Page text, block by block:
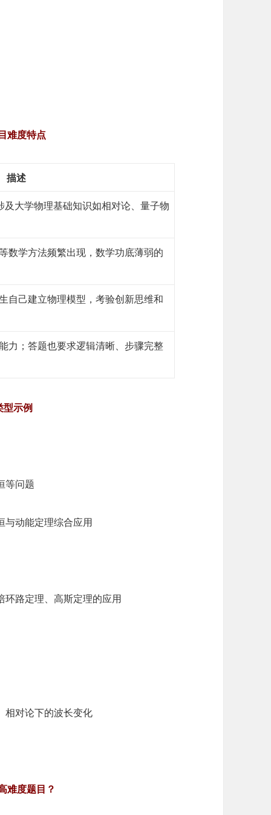
难度特点
描述
大学物理基础知识如相对论、量子物
数学方法频繁出现，数学功底薄弱的
自己建立物理模型，考验创新思维和
力；答题也要求逻辑清晰、步骤完整
型示例
等问题
与动能定理综合应用
环路定理、高斯定理的应用
相对论下的波长变化
难度题目？